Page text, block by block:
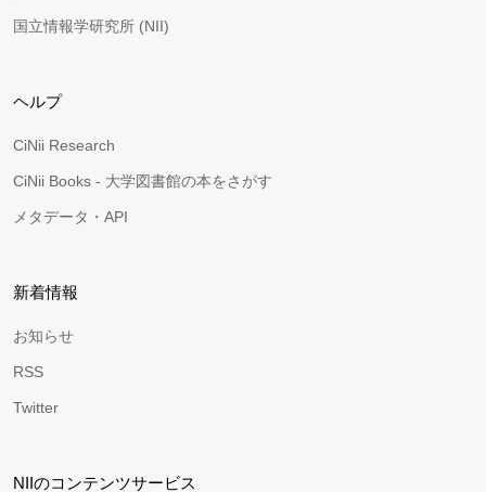
国立情報学研究所 (NII)
ヘルプ
CiNii Research
CiNii Books - 大学図書館の本をさがす
メタデータ・API
新着情報
お知らせ
RSS
Twitter
NIIのコンテンツサービス